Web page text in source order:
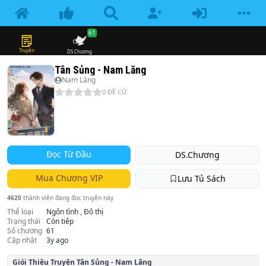
Truyện DS.Chương
61
Tân Sủng - Nam Lăng
Nam Lăng
0 ĐỀ CỬ
Đọc Từ Đầu DS.Chương
Mua Chương VIP Lưu Tủ Sách
4620 thành viên đang đọc truyện này
Thể loại
Ngôn tình , Đô thị
Trạng thái
Còn tiếp
Số chương 61
Cập nhật
3y ago
Giói Thiệu Truyện Tân Sủng - Nam Lăng